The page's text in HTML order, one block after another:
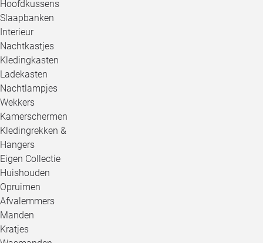
Hoofdkussens
Slaapbanken
Interieur
Nachtkastjes
Kledingkasten
Ladekasten
Nachtlampjes
Wekkers
Kamerschermen
Kledingrekken &
Hangers
Eigen Collectie
Huishouden
Opruimen
Afvalemmers
Manden
Kratjes